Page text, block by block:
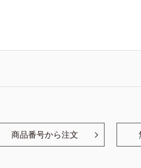
商品番号から注文